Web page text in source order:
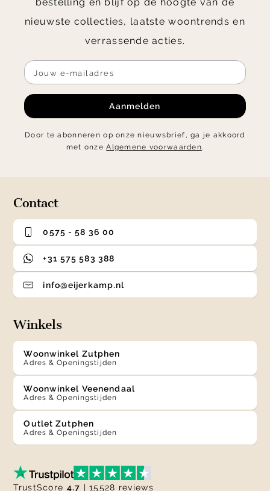
nieuwste collecties, laatste woontrends en
verrassende acties.
Aanmelden
Door te abonneren op onze nieuwsbrief, ga je akkoord
met onzeAlgemene voorwaarden.
Contact
0575 - 58 36 00
+31 575 583 388
info@eijerkamp.nl
Winkels
Woonwinkel Zutphen
Adres & Openingstijden
Woonwinkel Veenendaal
Adres & Openingstijden
Outlet Zutphen
Adres & Openingstijden
TrustScore 4.7 | 15528 reviews